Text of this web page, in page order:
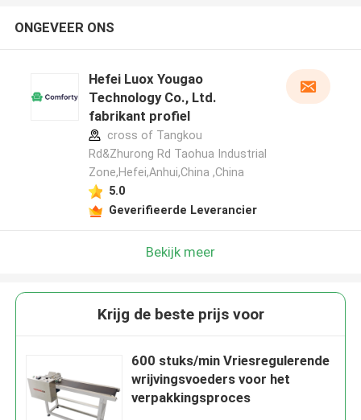
ONGEVEER ONS
Hefei Luox Yougao
Technology Co., Ltd.
fabrikant profiel
cross of Tangkou
Rd&Zhurong Rd Taohua Industrial
Zone,Hefei,Anhui,China ,China
5.0
Geverifieerde Leverancier
Bekijk meer
Krijg de beste prijs voor
600 stuks/min Vriesregulerende
wrijvingsvoeders voor het
verpakkingsproces